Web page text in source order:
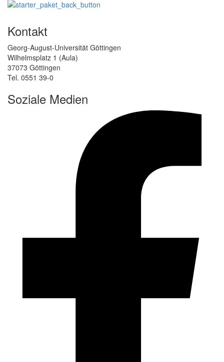
Kontakt
Georg-August-Universität Göttingen
Wilhelmsplatz 1 (Aula)
37073 Göttingen
Tel. 0551 39-0
Soziale Medien